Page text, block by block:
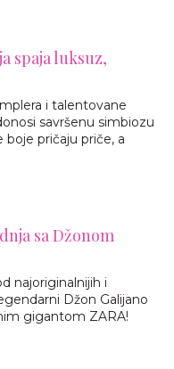
spaja luksuz,
i talentovane
savršenu simbiozu
pričaju priče, a
sa Džonom
najoriginalnijih i
Džon Galijano
gigantom ZARA!